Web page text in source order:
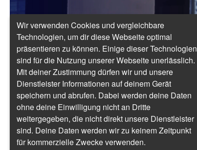
Wir verwenden Cookies und vergleichbare
Technologien, um dir diese Webseite optimal
präsentieren zu können. Einige dieser Technologien
sind für die Nutzung unserer Webseite unerlässlich.
Mit deiner Zustimmung dürfen wir und unsere
Dienstleister Informationen auf deinem Gerät
speichern und abrufen. Dabei werden deine Daten
ohne deine Einwilligung nicht an Dritte
weitergegeben, die nicht direkt unsere Dienstleister
sind. Deine Daten werden wir zu keinem Zeitpunkt
für kommerzielle Zwecke verwenden.